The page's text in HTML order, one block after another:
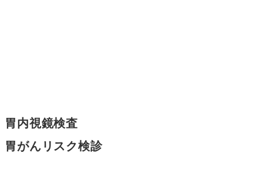
胃内視鏡検査
胃がんリスク検診